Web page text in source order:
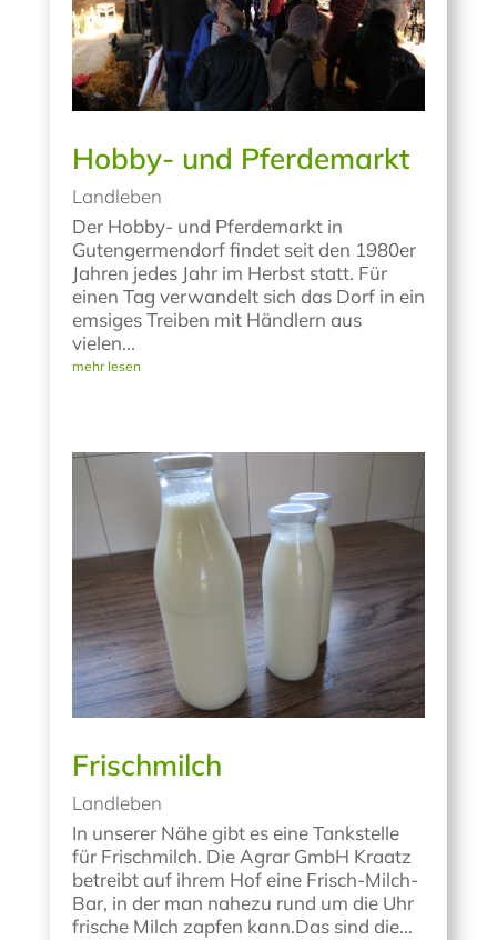
Hobby- und Pferdemarkt
Landleben
Der Hobby- und Pferdemarkt in
Gutengermendorf findet seit den 1980er
Jahren jedes Jahr im Herbst statt. Für
einen Tag verwandelt sich das Dorf in ein
emsiges Treiben mit Händlern aus
vielen...
mehr lesen
Frischmilch
Landleben
In unserer Nähe gibt es eine Tankstelle
für Frischmilch. Die Agrar GmbH Kraatz
betreibt auf ihrem Hof eine Frisch-Milch-
Bar, in der man nahezu rund um die Uhr
frische Milch zapfen kann.Das sind die...